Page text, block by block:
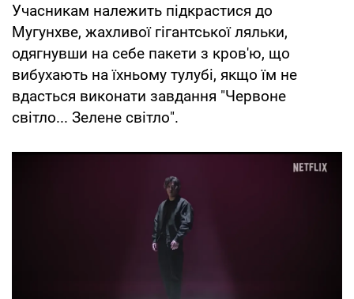
Учасникам належить підкрастися до
Мугунхве, жахливої гігантської ляльки,
одягнувши на себе пакети з кров'ю, що
вибухають на їхньому тулубі, якщо їм не
вдасться виконати завдання "Червоне
світло... Зелене світло".